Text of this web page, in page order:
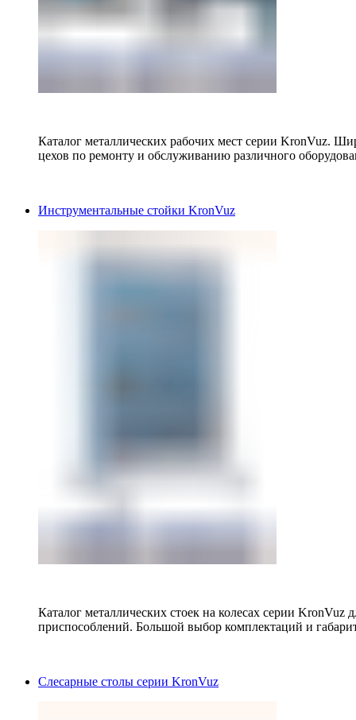
Каталог металлических рабочих мест серии KronVuz.
цехов по ремонту и обслуживанию различного
Инструментальные стойки KronVuz
Каталог металлических стоек на колесах серии KronVuz
приспособлений. Большой выбор комплектаций и
Слесарные столы серии KronVuz